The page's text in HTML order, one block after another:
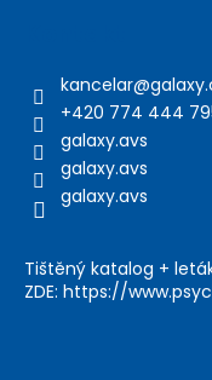
kancelar@
+420 774 444
galaxy.avs
galaxy.avs
galaxy.avs
Tištěný katalog +
ZDE: https://